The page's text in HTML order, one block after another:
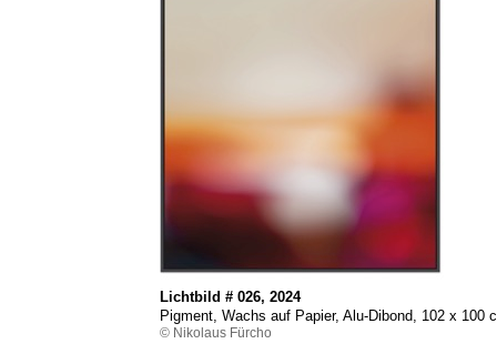
Lichtbild # 026, 2024
Pigment, Wachs auf Papier, Alu-Dibond, 102 x 100
© Nikolaus Fürcho